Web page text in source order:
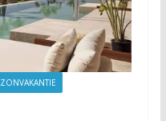
ZONVAKANTIE